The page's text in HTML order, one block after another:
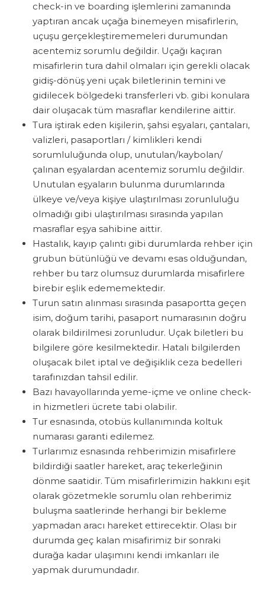
check-in ve boarding işlemlerini zamanında
yaptıran ancak uçağa binemeyen misafirlerin,
uçuşu gerçekleştirememeleri durumundan
acentemiz sorumlu değildir. Uçağı kaçıran
misafirlerin tura dahil olmaları için gerekli olacak
gidiş-dönüş yeni uçak biletlerinin temini ve
gidilecek bölgedeki transferleri vb. gibi konulara
dair oluşacak tüm masraflar kendilerine aittir.
Tura iştirak eden kişilerin, şahsi eşyaları, çantaları,
valizleri, pasaportları / kimlikleri kendi
sorumluluğunda olup, unutulan/kaybolan/
çalınan eşyalardan acentemiz sorumlu değildir.
Unutulan eşyaların bulunma durumlarında
ülkeye ve/veya kişiye ulaştırılması zorunluluğu
olmadığı gibi ulaştırılması sırasında yapılan
masraflar eşya sahibine aittir.
Hastalık, kayıp çalıntı gibi durumlarda rehber için
grubun bütünlüğü ve devamı esas olduğundan,
rehber bu tarz olumsuz durumlarda misafirlere
birebir eşlik edememektedir.
Turun satın alınması sırasında pasaportta geçen
isim, doğum tarihi, pasaport numarasının doğru
olarak bildirilmesi zorunludur. Uçak biletleri bu
bilgilere göre kesilmektedir. Hatalı bilgilerden
oluşacak bilet iptal ve değişiklik ceza bedelleri
tarafınızdan tahsil edilir.
Bazı havayollarında yeme-içme ve online check-
in hizmetleri ücrete tabi olabilir.
Tur esnasında, otobüs kullanımında koltuk
numarası garanti edilemez.
Turlarımız esnasında rehberimizin misafirlere
bildirdiği saatler hareket, araç tekerleğinin
dönme saatidir. Tüm misafirlerimizin hakkını eşit
olarak gözetmekle sorumlu olan rehberimiz
buluşma saatlerinde herhangi bir bekleme
yapmadan aracı hareket ettirecektir. Olası bir
durumda geç kalan misafirimiz bir sonraki
durağa kadar ulaşımını kendi imkanları ile
yapmak durumundadır.